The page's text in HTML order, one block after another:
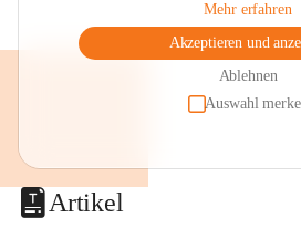
Mehr erfahren
Akzeptieren und
Ablehnen
Auswahl
Artikel